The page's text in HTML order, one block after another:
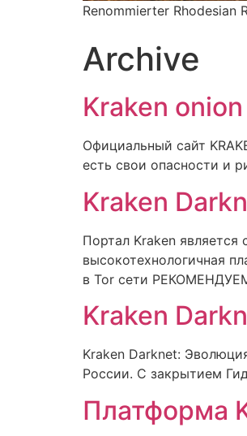
Renommierter Rhodesian
Archive
Kraken
Официальный сайт
есть свои опасности и
Kraken
Портал Kraken
высокотехнологичная
в Tor сети
Kraken
Kraken Darknet:
России. С закрытием
Платформа